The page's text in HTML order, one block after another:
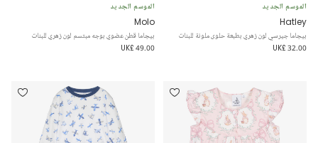
الموسم الجديد
Hatley
بيجاما جيرسي لون زهري بطبعة حلوى ملونة للبنات
UK£ 32.00
الموسم الجديد
Molo
بيجاما قطن عضوي بوجه مبتسم لون زهري للبنات
UK£ 49.00